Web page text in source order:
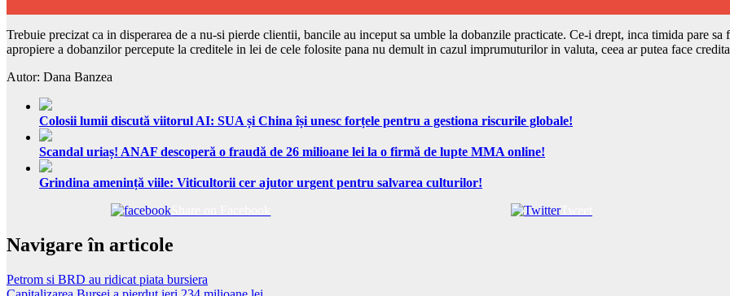
Trebuie precizat ca in disperarea de a nu-si pierde clientii, bancile au inceput sa umble la dobanzile practicate. Ce-i drept, inca timida pare
apropiere a dobanzilor percepute la creditele in lei de cele folosite pana nu demult in cazul imprumuturilor in valuta, ceea ar putea face
Autor: Dana Banzea
Colosii lumii discută viitorul AI: SUA și China își unesc forțele pentru a gestiona riscurile globale!
Scandal uriaș! ANAF descoperă o fraudă de 26 milioane lei la o firmă de lupte MMA online!
Grindina amenință viile: Viticultorii cer ajutor urgent pentru salvarea culturilor!
Tweet
Navigare în articole
Petrom si BRD au ridicat piata bursiera